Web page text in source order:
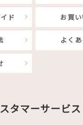
ド お買
よく
タマーサービス